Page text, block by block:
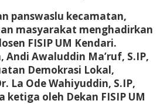
panswaslu kecamatan,
masyarakat menghadirkan
FISIP UM Kendari.
Andi Awaluddin Ma’ruf, S.IP,
Demokrasi Lokal,
La Ode Wahiyuddin, S.IP,
ketiga oleh Dekan FISIP UM